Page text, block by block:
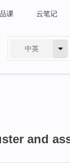
课 云笔记
中英
and